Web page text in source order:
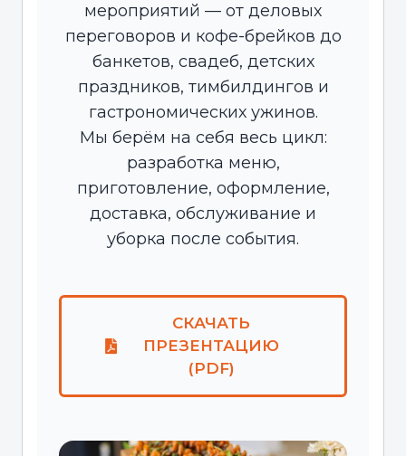
мероприятий — от деловых
переговоров и кофе-брейков до
банкетов, свадеб, детских
праздников, тимбилдингов и
гастрономических ужинов.
Мы берём на себя весь цикл:
разработка меню,
приготовление, оформление,
доставка, обслуживание и
уборка после события.
СКАЧАТЬ
ПРЕЗЕНТАЦИЮ
(PDF)